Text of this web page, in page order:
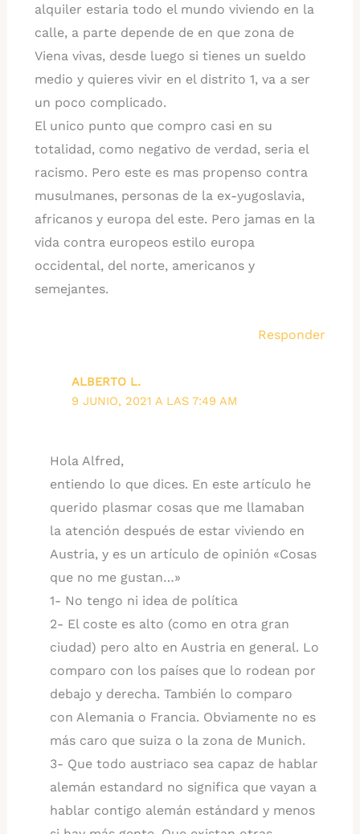
alquiler estaria todo el mundo viviendo en la
calle, a parte depende de en que zona de
Viena vivas, desde luego si tienes un sueldo
medio y quieres vivir en el distrito 1, va a ser
un poco complicado.
El unico punto que compro casi en su
totalidad, como negativo de verdad, seria el
racismo. Pero este es mas propenso contra
musulmanes, personas de la ex-yugoslavia,
africanos y europa del este. Pero jamas en la
vida contra europeos estilo europa
occidental, del norte, americanos y
semejantes.
Responder
ALBERTO L.
9 JUNIO, 2021 A LAS 7:49 AM
Hola Alfred,
entiendo lo que dices. En este artículo he
querido plasmar cosas que me llamaban
la atención después de estar viviendo en
Austria, y es un artículo de opinión «Cosas
que no me gustan…»
1- No tengo ni idea de política
2- El coste es alto (como en otra gran
ciudad) pero alto en Austria en general. Lo
comparo con los países que lo rodean por
debajo y derecha. También lo comparo
con Alemania o Francia. Obviamente no es
más caro que suiza o la zona de Munich.
3- Que todo austriaco sea capaz de hablar
alemán estandard no significa que vayan a
hablar contigo alemán estándard y menos